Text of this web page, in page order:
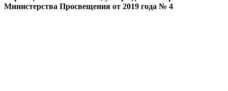
Министерства Просвещения от 2019 года № 4